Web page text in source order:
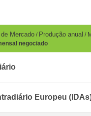
Mercado Produção anual
negociado
Europeu